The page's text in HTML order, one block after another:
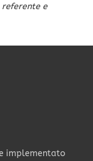
e
implementato